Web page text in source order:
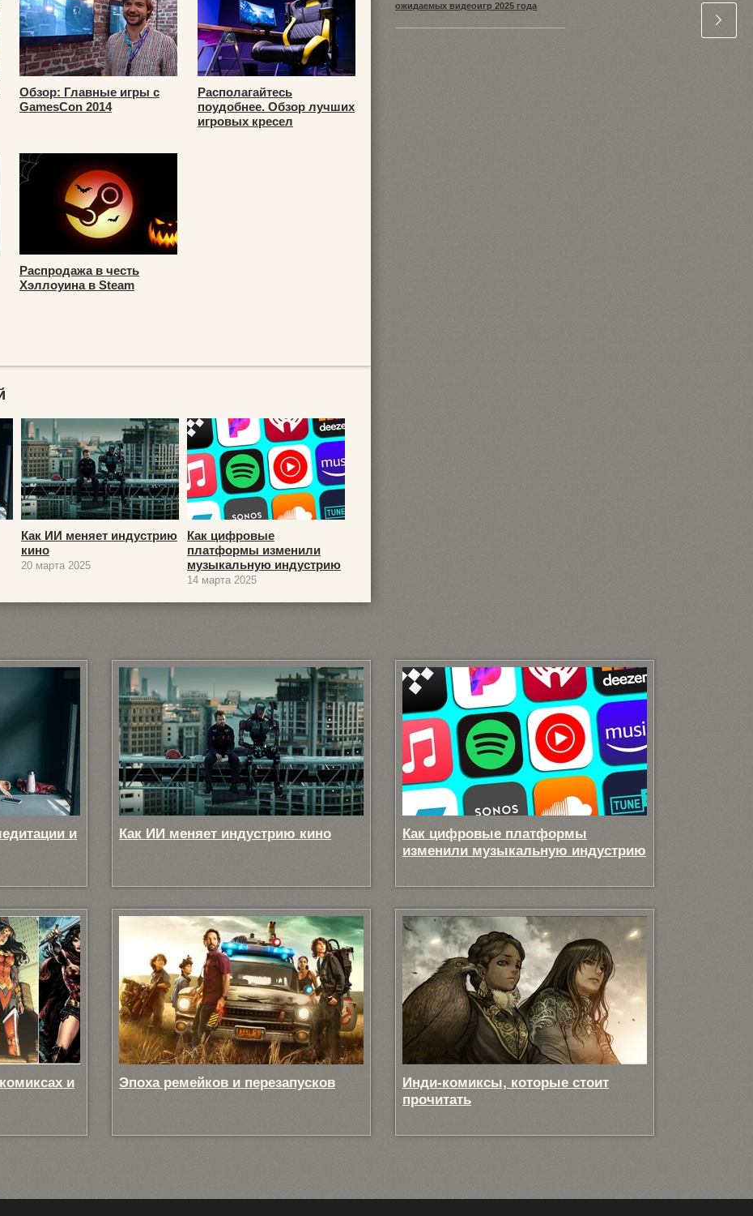
Обзор: Главные игры с
GamesCon 2014
Располагайтесь
поудобнее. Обзор лучших
игровых кресел
Распродажа в честь
Хэллоуина в Steam
Как ИИ меняет индустрию
кино
20 марта 2025
Как цифровые
платформы изменили
музыкальную индустрию
14 марта 2025
ожидаемых видеоигр 2025 года
и
Как ИИ меняет индустрию кино
Как цифровые платформы
изменили музыкальную индустрию
и
Эпоха ремейков и перезапусков
Инди-комиксы, которые стоит
прочитать